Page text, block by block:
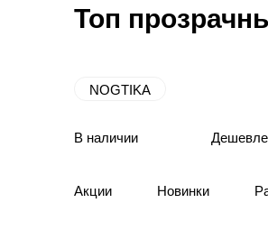
Топ
NOGTIKA
В наличии Дешевле
Акции Новинки